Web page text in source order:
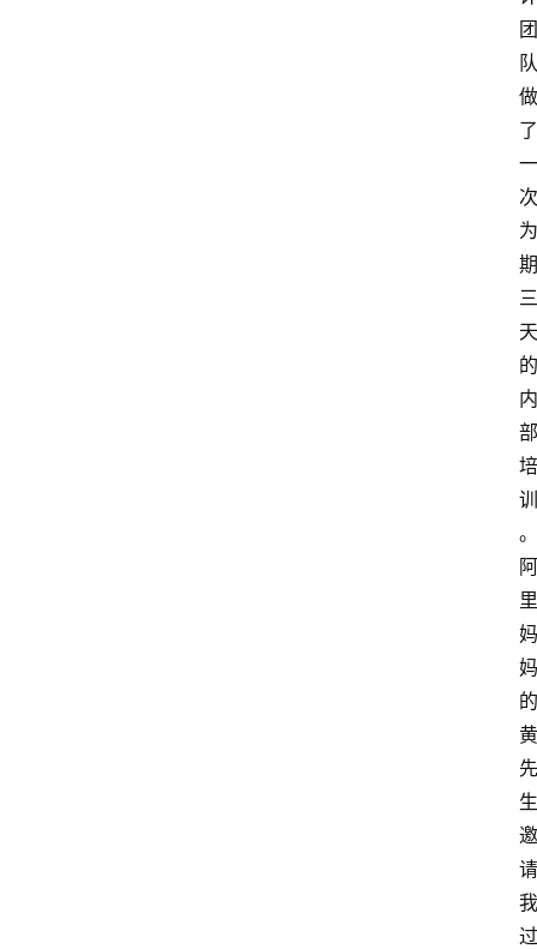
团
队
做
了
一
次
为
期
三
天
的
内
部
培
训
。
阿
里
妈
妈
的
黄
先
生
邀
请
我
过